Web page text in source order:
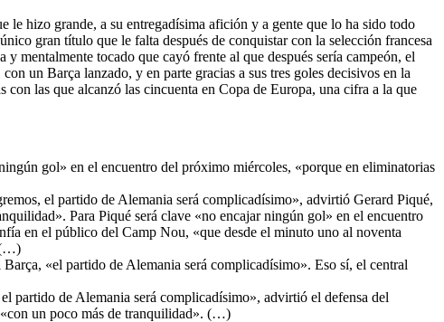
hizo grande, a su entregadísima afición y a gente que lo ha sido todo
gran título que le falta después de conquistar con la selección francesa
mentalmente tocado que cayó frente al que después sería campeón, el
un Barça lanzado, y en parte gracias a sus tres goles decisivos en la
las que alcanzó las cincuenta en Copa de Europa, una cifra a la que
gol» en el encuentro del próximo miércoles, «porque en eliminatorias
el partido de Alemania será complicadísimo», advirtió Gerard Piqué,
Para Piqué será clave «no encajar ningún gol» en el encuentro
en el público del Camp Nou, «que desde el minuto uno al noventa
(…)
«el partido de Alemania será complicadísimo». Eso sí, el central
partido de Alemania será complicadísimo», advirtió el defensa del
un poco más de tranquilidad». (…)